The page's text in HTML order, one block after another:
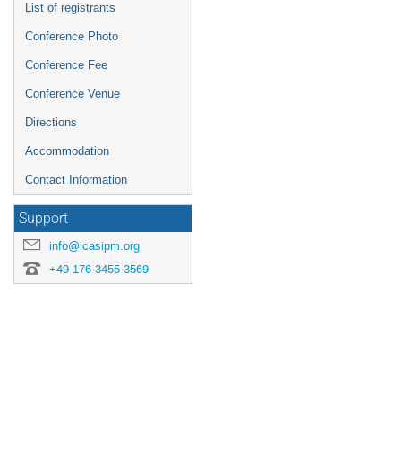
List of registrants
Conference Photo
Conference Fee
Conference Venue
Directions
Accommodation
Contact Information
Support
info@icasipm.org
+49 176 3455 3569